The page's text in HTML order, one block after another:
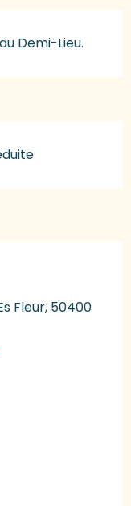
Demi-Lieu.
Fleur, 50400